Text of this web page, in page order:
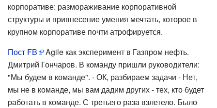
корпоративе: размораживание корпоративной
структуры и привнесение умения мечтать, которое в
крупном корпоративе почти атрофируется.
Пост FB
Agile как эксперимент в Газпром нефть.
Дмитрий Гончаров. В команду пришли руководители:
"Мы будем в команде". - ОК, разбираем задачи - Нет,
мы не в команде, мы вам дадим других - тех, кто будет
работать в команде. С третьего раза взлетело. Было